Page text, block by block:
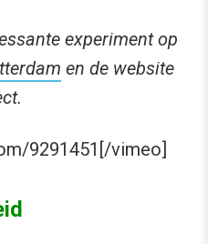
experiment op
en de website
9291451[/vimeo]